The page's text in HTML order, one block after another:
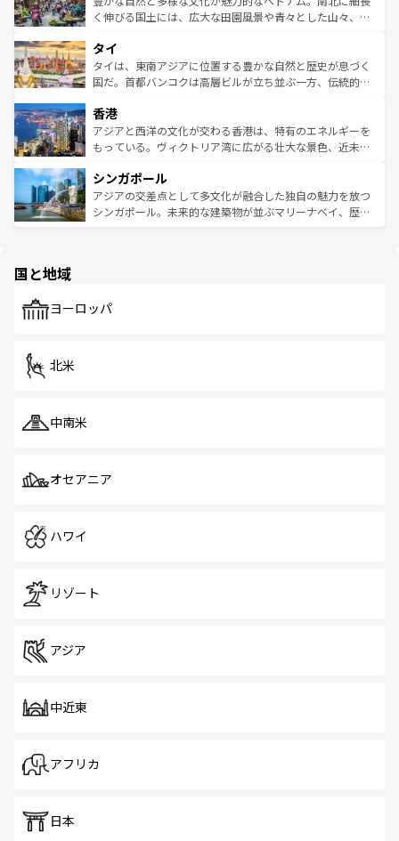
照してほしい。
まで、さまざまな韓国料理が待っている。夜には、韓国な
リティに包まれながら、韓国の多彩な魅力を心ゆくまで味
わってみてほしい。 なお、新着の韓国情報はコンテンツ一
覧を参照してほしい。
く伸びる国土には、広大な田園風景や青々とした山々、世
急速な発展と共に伝統が息づく。ハノイの古い町並みやホ
ーチミン市のフランス統治時代の建物も、独特の雰囲気を
醸し出している。また、バラエティの豊かさとおいしさで
とつ。フォーやバインミー、ベトナムコーヒーなどは、ぜ
ひ現地で味わいたい。どの地域を訪れてもあたたかい人々
が旅行者を迎えてくれるので、きっと忘れられない旅にな
参照してほしい。
タイ
タイは、東南アジアに位置する豊かな自然と歴史が息づく
国だ。首都バンコクは高層ビルが立ち並ぶ一方、伝統的な
の活気が交差している。北部ではチェンマイなどの山岳地
帯で自然と触れ合い、南部ではプーケットやクラビの美し
いビーチでリゾート気分を楽しむことができる。タイ料理
激する。気候は一年中温暖で、どの季節にも異なる楽しみ
が待っている。親しみやすいタイの人々、仏教を中心とし
た文化、そして多様な観光資源が、訪れる旅人を魅了し続
香港
アジアと西洋の文化が交わる香港は、特有のエネルギーを
もっている。ヴィクトリア湾に広がる壮大な景色、近未来
み、どこを訪れても感動するはず。観光スポットが密集し
ており、効率よく見どころを回れるのも魅力。息をのむよ
うな絶景から文化的な体験まで、香港を存分に楽しみ尽く
シンガポール
アジアの交差点として多文化が融合した独自の魅力を放つ
シンガポール。未来的な建築物が並ぶマリーナベイ、歴史
で、ホーカーズは地元の風情を楽しめる外せないスポット
国と地域
ヨーロッパ
北米
中南米
オセアニア
ハワイ
リゾート
アジア
中近東
アフリカ
日本